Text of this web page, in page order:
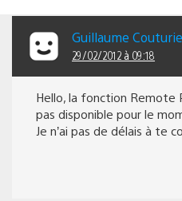
Guillaume
29/02/2012 à 09:18
Hello, la fonction Remote
pas disponible pour le
Je n’ai pas de délais à te